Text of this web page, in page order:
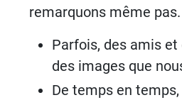
remarquons même pas.
Parfois, des amis
des images que
De temps en